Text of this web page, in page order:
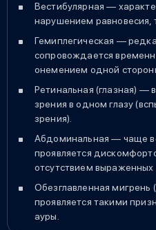
Вестибулярная —
нарушением равновесия,
Гемиплегическая —
сопровождается
онемением одной
Ретинальная (глазная) —
зрения в одном глазу
зрения).
Абдоминальная — чаще
проявляется
отсутствием выраженных
Обезглавленная
проявляется такими
ауры.